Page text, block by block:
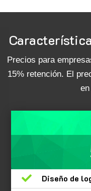
Precios para
15% retención. El

Diseño de